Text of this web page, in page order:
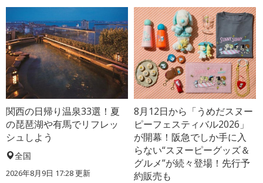
関西の日帰り温泉33選！夏
の琵琶湖や有馬でリフレッ
シュしよう
全国
2026年8月9日 17:28更新
8月12日から「うめだスヌー
ピーフェスティバル2026」
が開幕！阪急でしか手に入
らない“スヌーピーグッズ＆
グルメ”が続々登場！先行予
約販売も